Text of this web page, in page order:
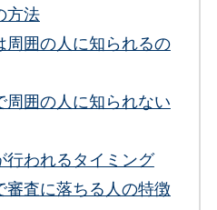
方法
周囲の人に知られるの
周囲の人に知られない
行われるタイミング
審査に落ちる人の特徴